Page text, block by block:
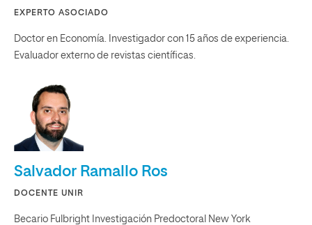
EXPERTO ASOCIADO
Doctor en Economía. Investigador con 15 años de experiencia.
Evaluador externo de revistas científicas.
Salvador Ramallo Ros
DOCENTE UNIR
Becario Fulbright Investigación Predoctoral New York